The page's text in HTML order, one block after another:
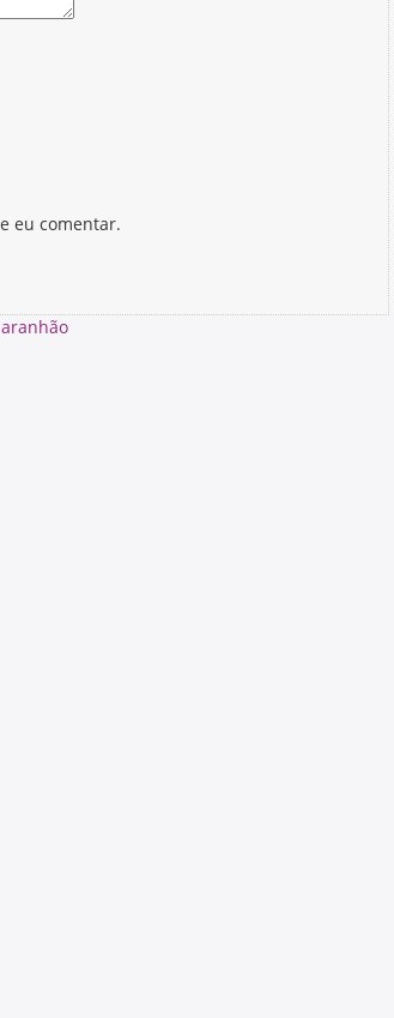
eu comentar.